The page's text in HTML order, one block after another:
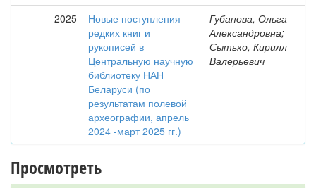
2025
Новые поступления
редких книг и
рукописей в
Центральную научную
библиотеку НАН
Беларуси (по
результатам полевой
археографии, апрель
2024 -март 2025 гг.)
Губанова, Ольга
Александровна;
Сытько, Кирилл
Валерьевич
Просмотреть